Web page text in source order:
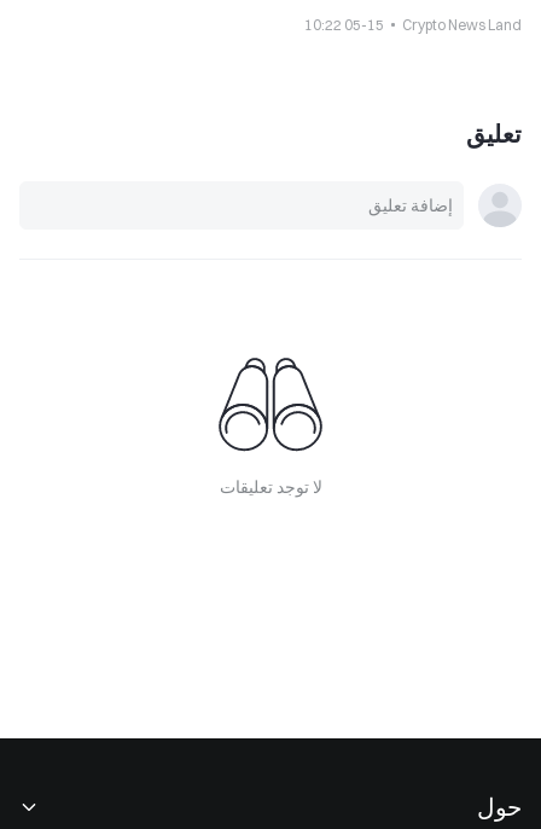
Crypto News Land
05-15 10:22
تعليق
لا توجد تعليقات
حول